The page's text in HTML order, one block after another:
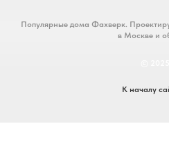
Популярные дома Фахверк.
в Москве и
К началу